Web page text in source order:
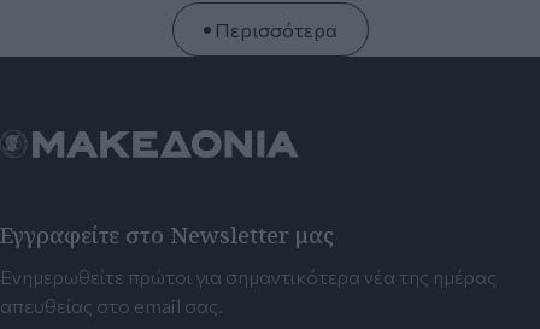
Περισσότερα
Εγγραφείτε στο Newsletter μας
Ενημερωθείτε πρώτοι για σημαντικότερα νέα της ημέρας
απευθείας στο email σας.